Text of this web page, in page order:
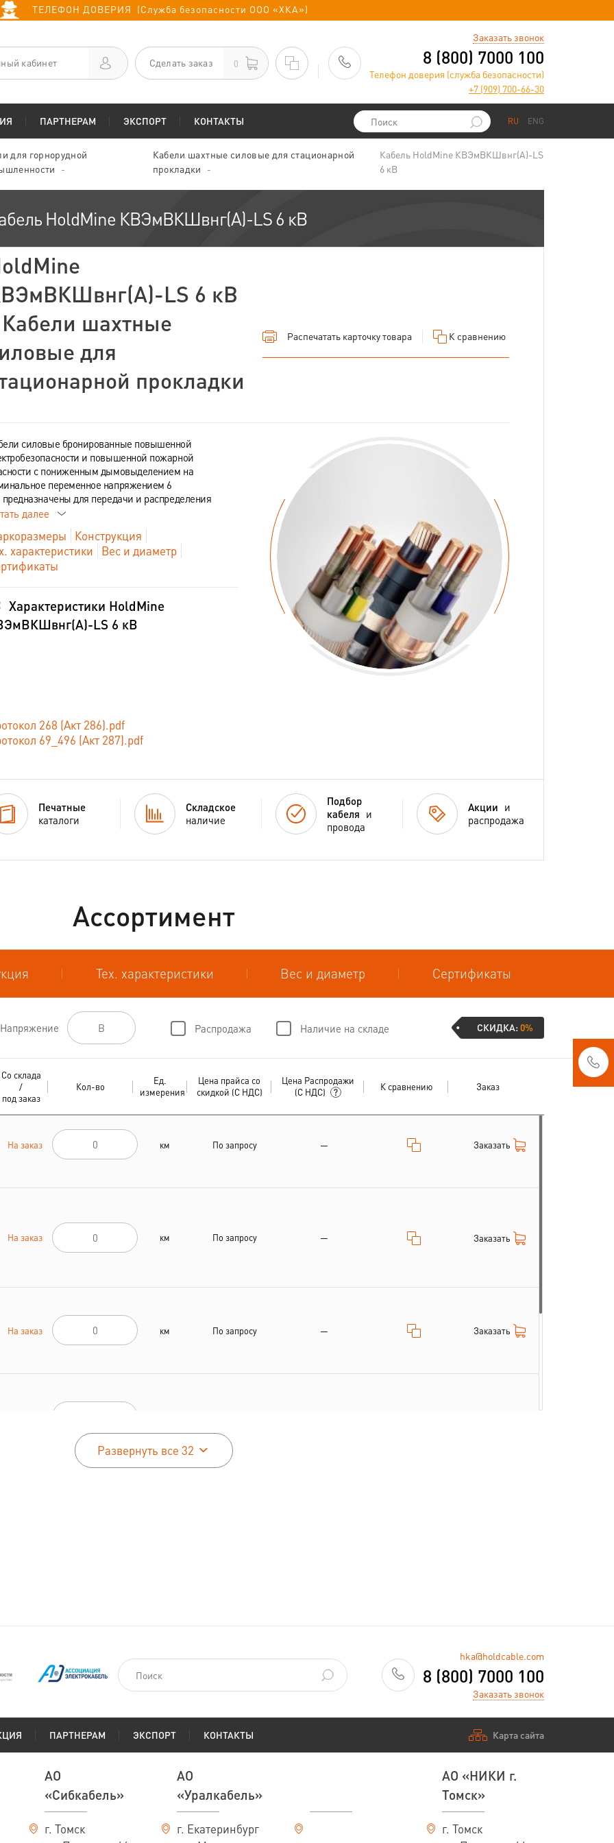
ТЕЛЕФОН ДОВЕРИЯ (Служба безопасности ООО «ХКА»)
кабинет Сделать заказ 0
Заказать звонок
8 (800) 7000 100
Телефон доверия (служба безопасности)
+7 (909) 700-66-30
ПАРТНЕРАМ ЭКСПОРТ КОНТАКТЫ RU ENG
для горнорудной
Кабели шахтные силовые для стационарной
прокладки
Кабель HoldMine КВЭмВКШвнг(А)-LS
6 кВ
HoldMine КВЭмВКШвнг(А)-LS 6 кВ
LS 6 кВ
шахтные
для
прокладки
Распечатать карточку товара К сравнению
силовые бронированные повышенной
и повышенной пожарной
с пониженным дымовыделением на
переменное напряжением 6
для передачи и распределения
далее
Конструкция
характеристики
Вес и диаметр
Характеристики HoldMine
LS 6 кВ
268 (Акт 286).pdf
69_496 (Акт 287).pdf
Печатные
каталоги
Складское
наличие
Подбор
кабеля и
провода
Акции и
распродажа
Ассортимент
Тех. характеристики Вес и диаметр Сертификаты
Напряжение Распродажа Наличие на складе СКИДКА:0%
Со склада
/
под заказ
Кол-во
Ед.
измерения
Цена прайса со
скидкой (С НДС)
Цена Распродажи
(С НДС)
К сравнению Заказ
На заказ км По запросу — Заказать
На заказ км По запросу — Заказать
На заказ км По запросу — Заказать
Развернуть все 32
hka@holdcable.com
8 (800) 7000 100
Заказать звонок
ПАРТНЕРАМ ЭКСПОРТ КОНТАКТЫ Карта сайта
АО
«Сибкабель»
г. Томск
АО
«Уралкабель»
г. Екатеринбург
АО «НИКИ г.
Томск»
г. Томск